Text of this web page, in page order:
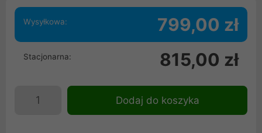
Wysyłkowa: 799,00 zł
Stacjonarna: 815,00 zł
Dodaj do koszyka